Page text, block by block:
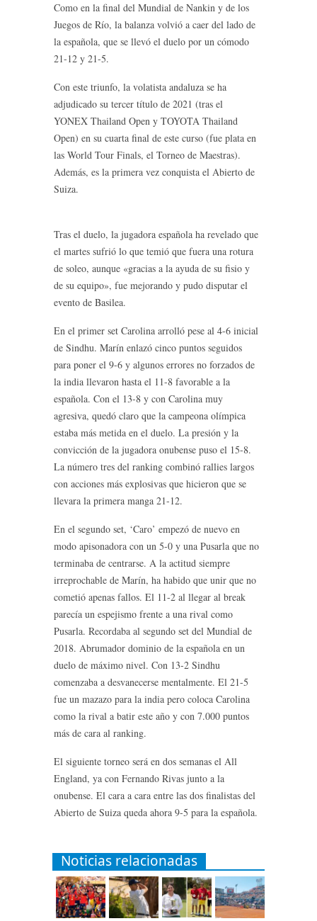
Como en la final del Mundial de Nankin y de los
Juegos de Río, la balanza volvió a caer del lado de
la española, que se llevó el duelo por un cómodo
21-12 y 21-5.
Con este triunfo, la volatista andaluza se ha
adjudicado su tercer título de 2021 (tras el
YONEX Thailand Open y TOYOTA Thailand
Open) en su cuarta final de este curso (fue plata en
las World Tour Finals, el Torneo de Maestras).
Además, es la primera vez conquista el Abierto de
Suiza.
Tras el duelo, la jugadora española ha revelado que
el martes sufrió lo que temió que fuera una rotura
de soleo, aunque «gracias a la ayuda de su fisio y
de su equipo», fue mejorando y pudo disputar el
evento de Basilea.
En el primer set Carolina arrolló pese al 4-6 inicial
de Sindhu. Marín enlazó cinco puntos seguidos
para poner el 9-6 y algunos errores no forzados de
la india llevaron hasta el 11-8 favorable a la
española. Con el 13-8 y con Carolina muy
agresiva, quedó claro que la campeona olímpica
estaba más metida en el duelo. La presión y la
convicción de la jugadora onubense puso el 15-8.
La número tres del ranking combinó rallies largos
con acciones más explosivas que hicieron que se
llevara la primera manga 21-12.
En el segundo set, ‘Caro’ empezó de nuevo en
modo apisonadora con un 5-0 y una Pusarla que no
terminaba de centrarse. A la actitud siempre
irreprochable de Marín, ha habido que unir que no
cometió apenas fallos. El 11-2 al llegar al break
parecía un espejismo frente a una rival como
Pusarla. Recordaba al segundo set del Mundial de
2018. Abrumador dominio de la española en un
duelo de máximo nivel. Con 13-2 Sindhu
comenzaba a desvanecerse mentalmente. El 21-5
fue un mazazo para la india pero coloca Carolina
como la rival a batir este año y con 7.000 puntos
más de cara al ranking.
El siguiente torneo será en dos semanas el All
England, ya con Fernando Rivas junto a la
onubense. El cara a cara entre las dos finalistas del
Abierto de Suiza queda ahora 9-5 para la española.
Noticias relacionadas